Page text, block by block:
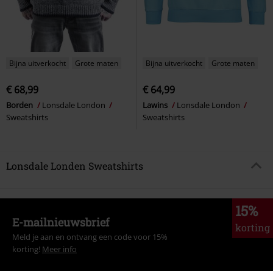
Bijna uitverkocht Grote maten
€ 68,99
Borden
Lonsdale London
Sweatshirts
Bijna uitverkocht Grote maten
€ 64,99
Lawins
Lonsdale London
Sweatshirts
Lonsdale Londen Sweatshirts
15%
korting
E-mailnieuwsbrief
Meld je aan en ontvang een code voor 15%
korting! Meer info